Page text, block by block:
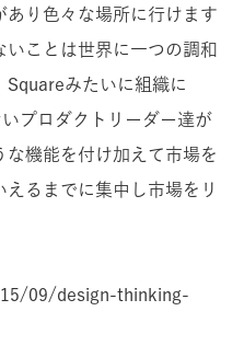
あり色々な場所に行けます
ことは世界に一つの調和
Squareみたいに組織に
プロダクトリーダー達が
機能を付け加えて市場を
るまでに集中し市場をリ
09/design-thinking-